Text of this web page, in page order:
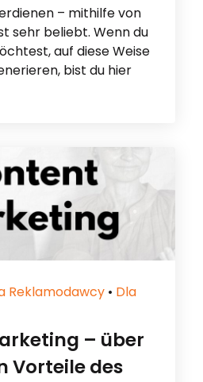
– mithilfe von
sehr beliebt. Wenn du
auf diese Weise
bist du hier
Reklamodawcy • Dla
– über
Vorteile des